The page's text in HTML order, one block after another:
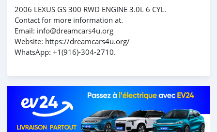
2006 LEXUS GS 300 RWD ENGINE 3.0L 6 CYL.
Contact for more information at.
Email: info@dreamcars4u.org
Website: https://dreamcars4u.org/
WhatsApp: ‪+1(916)-304-2710‬.